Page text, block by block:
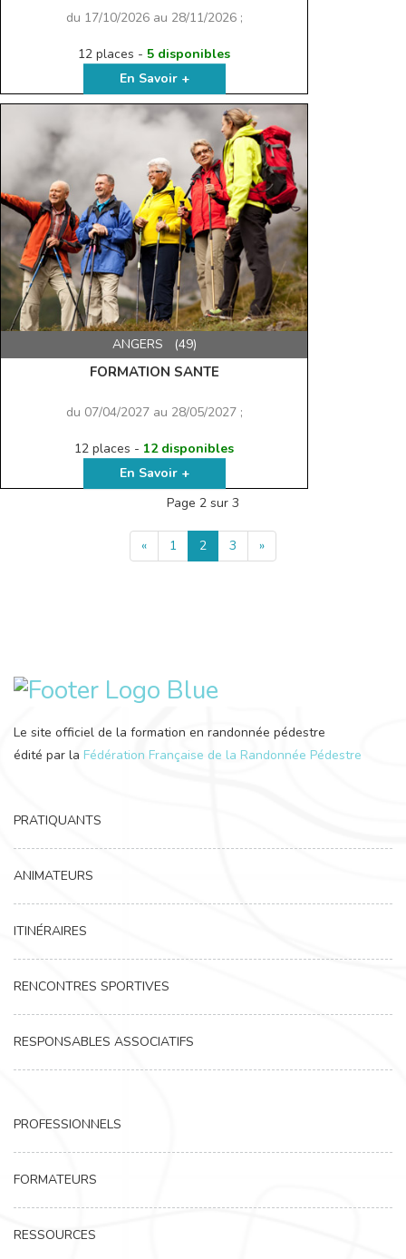
du 17/10/2026 au 28/11/2026 ;
12 places - 5 disponibles
En Savoir +
ANGERS (49)
FORMATION SANTE
du 07/04/2027 au 28/05/2027 ;
12 places - 12 disponibles
En Savoir +
Page 2 sur 3
« 1 2 3 »
Le site officiel de la formation en randonnée pédestre
édité par la Fédération Française de la Randonnée Pédestre
PRATIQUANTS
ANIMATEURS
ITINÉRAIRES
RENCONTRES SPORTIVES
RESPONSABLES ASSOCIATIFS
PROFESSIONNELS
FORMATEURS
RESSOURCES